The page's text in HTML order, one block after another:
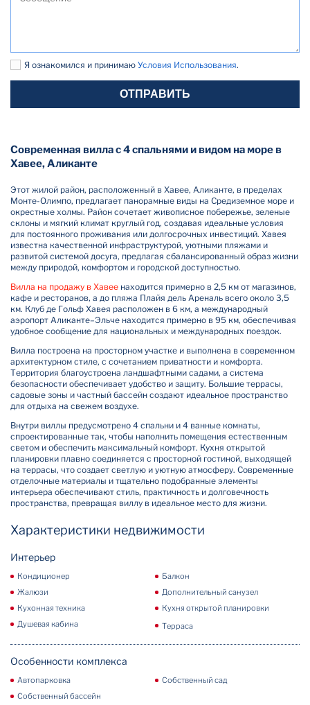
Я ознакомился и принимаю Условия Использования.
ОТПРАВИТЬ
Современная вилла с 4 спальнями и видом на море в
Хавее, Аликанте
Этот жилой район, расположенный в Хавее, Аликанте, в пределах
Монте-Олимпо, предлагает панорамные виды на Средиземное море и
окрестные холмы. Район сочетает живописное побережье, зеленые
склоны и мягкий климат круглый год, создавая идеальные условия
для постоянного проживания или долгосрочных инвестиций. Хавея
известна качественной инфраструктурой, уютными пляжами и
развитой системой досуга, предлагая сбалансированный образ жизни
между природой, комфортом и городской доступностью.
Вилла на продажу в Хавее находится примерно в 2,5 км от магазинов,
кафе и ресторанов, а до пляжа Плайя дель Ареналь всего около 3,5
км. Клуб де Гольф Хавея расположен в 6 км, а международный
аэропорт Аликанте–Эльче находится примерно в 95 км, обеспечивая
удобное сообщение для национальных и международных поездок.
Вилла построена на просторном участке и выполнена в современном
архитектурном стиле, с сочетанием приватности и комфорта.
Территория благоустроена ландшафтными садами, а система
безопасности обеспечивает удобство и защиту. Большие террасы,
садовые зоны и частный бассейн создают идеальное пространство
для отдыха на свежем воздухе.
Внутри виллы предусмотрено 4 спальни и 4 ванные комнаты,
спроектированные так, чтобы наполнить помещения естественным
светом и обеспечить максимальный комфорт. Кухня открытой
планировки плавно соединяется с просторной гостиной, выходящей
на террасы, что создает светлую и уютную атмосферу. Современные
отделочные материалы и тщательно подобранные элементы
интерьера обеспечивают стиль, практичность и долговечность
пространства, превращая виллу в идеальное место для жизни.
Характеристики недвижимости
Интерьер
Кондиционер
Балкон
Жалюзи
Дополнительный санузел
Кухонная техника
Кухня открытой планировки
Душевая кабина
Терраса
Особенности комплекса
Автопарковка
Собственный сад
Собственный бассейн